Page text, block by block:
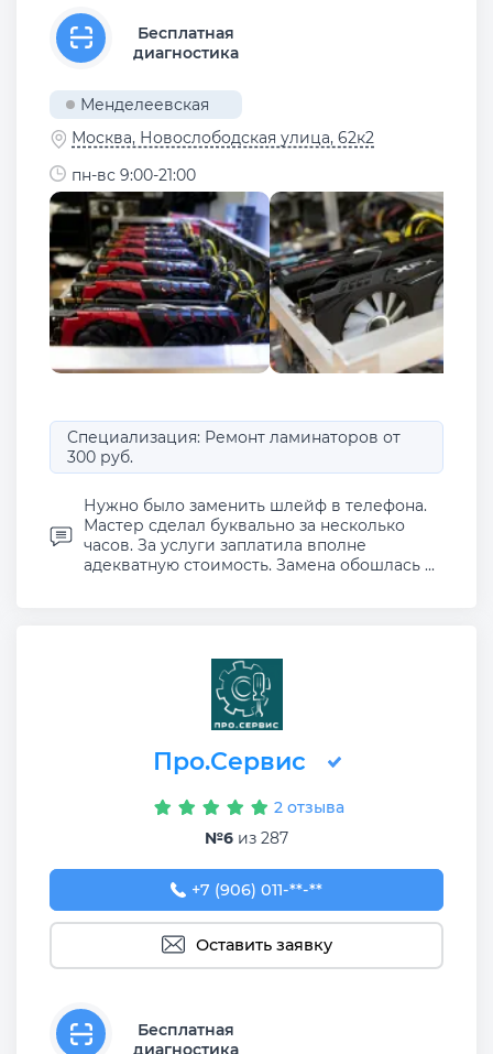
Бесплатная
диагностика
Менделеевская
Москва, Новослободская улица, 62к2
пн-вс 9:00-21:00
Специализация: Ремонт ламинаторов от
300 руб.
Нужно было заменить шлейф в телефона.
Мастер сделал буквально за несколько
часов. За услуги заплатила вполне
адекватную стоимость. Замена обошлась ...
Про.Сервис
2 отзыва
№6 из 287
+7 (906) 011-11-90
+7 (906) 011-**-**
Оставить заявку
Бесплатная
диагностика